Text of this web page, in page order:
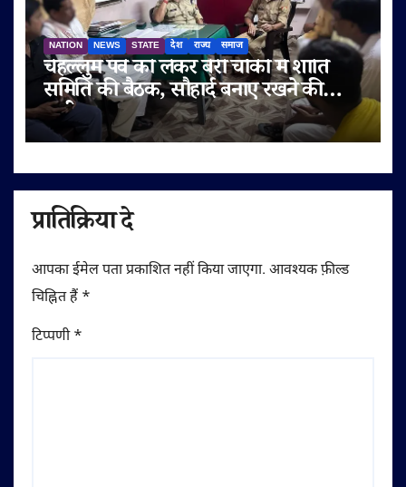
NATION NEWS STATE देश राज्य समाज
चेहल्लुम पर्व को लेकर बेरी चौकी में शांति
समिति की बैठक, सौहार्द बनाए रखने की
अपील
प्रातिक्रिया दे
आपका ईमेल पता प्रकाशित नहीं किया जाएगा. आवश्यक फ़ील्ड
चिह्नित हैं *
टिप्पणी*